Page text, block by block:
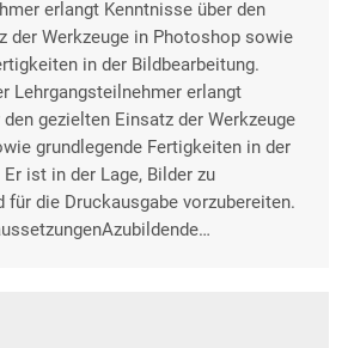
erlangt Kenntnisse über den
der Werkzeuge in Photoshop sowie
in der Bildbearbeitung.
Lehrgangsteilnehmer erlangt
gezielten Einsatz der Werkzeuge
grundlegende Fertigkeiten in der
ist in der Lage, Bilder zu
für die Druckausgabe vorzubereiten.